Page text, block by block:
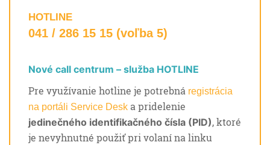
HOTLINE
041 / 286 15 15 (voľba 5)
Nové call centrum – služba HOTLINE
Pre využívanie hotline je potrebná registrácia
na portáli Service Desk a pridelenie
jedinečného identifikačného čísla (PID), ktoré
je nevyhnutné použiť pri volaní na linku